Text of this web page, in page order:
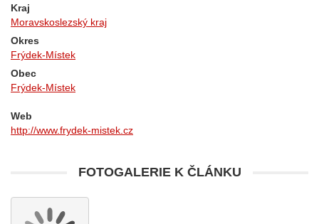
Kraj
Moravskoslezský kraj
Okres
Frýdek-Místek
Obec
Frýdek-Místek
Web
http://www.frydek-mistek.cz
FOTOGALERIE K ČLÁNKU